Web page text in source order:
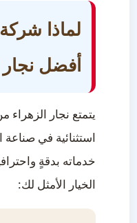
لماذا
أفضل
يتمتع نجار
استثنائية في
خدماته بدقةٍ
الخيار الأمثل لك: